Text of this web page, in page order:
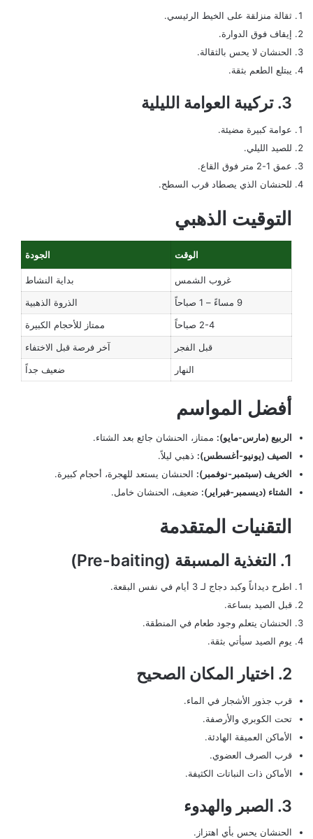
ثقالة منزلقة على الخيط الرئيسي.
إيقاف فوق الدوارة.
الحنشان لا يحس بالثقالة.
يبتلع الطعم بثقة.
3. تركيبة العوامة الليلية
عوامة كبيرة مضيئة.
للصيد الليلي.
عمق 1-2 متر فوق القاع.
للحنشان الذي يصطاد قرب السطح.
التوقيت الذهبي
الوقت الجودة
غروب الشمس
بداية النشاط
9 مساءً – 1 صباحاً
الذروة الذهبية
2-4 صباحاً
ممتاز للأحجام الكبيرة
قبل الفجر
آخر فرصة قبل الاختفاء
النهار
ضعيف جداً
أفضل المواسم
الربيع (مارس-مايو): ممتاز، الحنشان جائع بعد الشتاء.
الصيف (يونيو-أغسطس): ذهبي ليلاً.
الخريف (سبتمبر-نوفمبر): الحنشان يستعد للهجرة، أحجام كبيرة.
الشتاء (ديسمبر-فبراير): ضعيف، الحنشان خامل.
التقنيات المتقدمة
1. التغذية المسبقة (Pre-baiting)
اطرح ديداناً وكبد دجاج لـ 3 أيام في نفس البقعة.
قبل الصيد بساعة.
الحنشان يتعلم وجود طعام في المنطقة.
يوم الصيد سيأتي بثقة.
2. اختيار المكان الصحيح
قرب جذور الأشجار في الماء.
تحت الكوبري والأرصفة.
الأماكن العميقة الهادئة.
قرب الصرف العضوي.
الأماكن ذات النباتات الكثيفة.
3. الصبر والهدوء
الحنشان يحس بأي اهتزاز.